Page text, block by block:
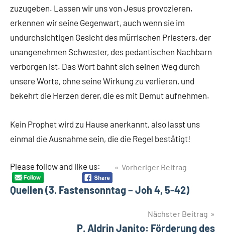
zuzugeben. Lassen wir uns von Jesus provozieren,
erkennen wir seine Gegenwart, auch wenn sie im
undurchsichtigen Gesicht des mürrischen Priesters, der
unangenehmen Schwester, des pedantischen Nachbarn
verborgen ist. Das Wort bahnt sich seinen Weg durch
unsere Worte, ohne seine Wirkung zu verlieren, und
bekehrt die Herzen derer, die es mit Demut aufnehmen.
Kein Prophet wird zu Hause anerkannt, also lasst uns
einmal die Ausnahme sein, die die Regel bestätigt!
Please follow and like us:
BeitragsnavigationVorheriger Beitrag
Quellen (3. Fastensonntag – Joh 4, 5-42)
Nächster Beitrag
P. Aldrin Janito: Förderung des